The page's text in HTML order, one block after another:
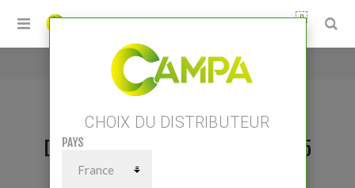
0
DENT DOUBLE SPIRE GAUCHE 35X35
DENT DOUBLE SPIRE GAUCHE 35X35
CHOIX DU DISTRIBUTEUR
PAYS